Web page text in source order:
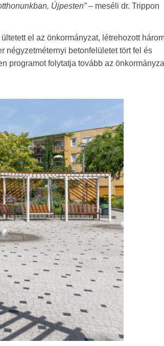
Újpesten”– meséli dr. Trippon
el az önkormányzat, létrehozott
négyzetméternyi betonfelületet tört fel és
programot folytatja tovább az